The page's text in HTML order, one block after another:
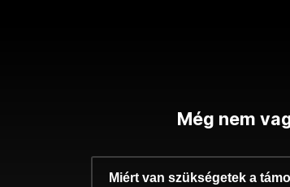
Még nem
Miért van szükségetek a